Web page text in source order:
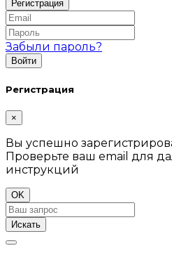
Забыли пароль?
Регистрация
×
Вы успешно
Проверьте ваш email для
инструкций
OK
Искать